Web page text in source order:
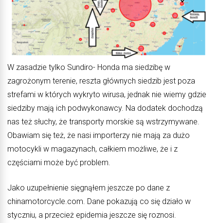
W zasadzie tylko Sundiro- Honda ma siedzibę w
zagrożonym terenie, reszta głównych siedzib jest poza
strefami w których wykryto wirusa, jednak nie wiemy gdzie
siedziby mają ich podwykonawcy. Na dodatek dochodzą
nas też słuchy, że transporty morskie są wstrzymywane.
Obawiam się też, że nasi importerzy nie mają za dużo
motocykli w magazynach, całkiem możliwe, że i z
częściami może być problem.
Jako uzupełnienie sięgnąłem jeszcze po dane z
chinamotorcycle.com. Dane pokazują co się działo w
styczniu, a przecież epidemia jeszcze się roznosi.